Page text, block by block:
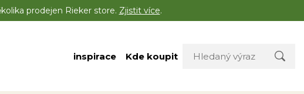
prodejen Rieker store. Zjistit více.
inspirace Kde koupit